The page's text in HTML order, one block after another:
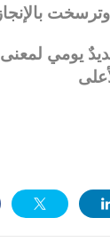
يومي لمعنى